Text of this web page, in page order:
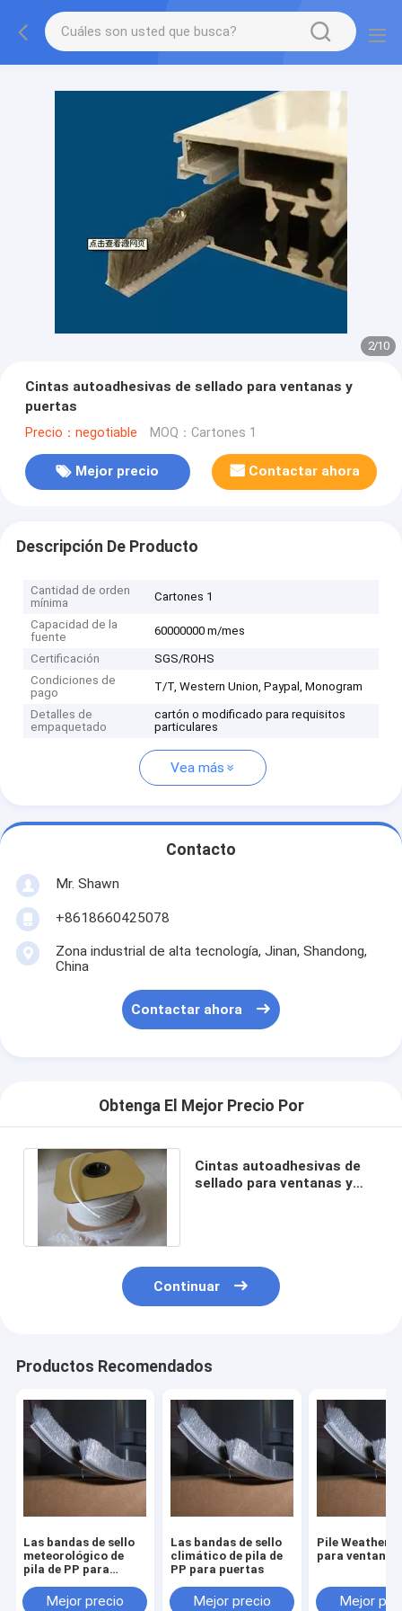
2/10
Cintas autoadhesivas de sellado para ventanas y
puertas
Precio：negotiable MOQ：Cartones 1
Mejor precio Contactar ahora
Descripción De Producto
Cantidad de orden
mínima
Cartones 1
Capacidad de la
fuente
60000000 m/mes
Certificación
SGS/ROHS
Condiciones de
pago
T/T, Western Union, Paypal, Monogram
Detalles de
empaquetado
cartón o modificado para requisitos
particulares
Vea más
Contacto
Mr. Shawn
+8618660425078
Zona industrial de alta tecnología, Jinan, Shandong,
China
Contactar ahora
Obtenga El Mejor Precio Por
Cintas autoadhesivas de
sellado para ventanas y
Continuar
Productos Recomendados
Las bandas de sello
meteorológico de
pila de PP para
Mejor precio
Las bandas de sello
climático de pila de
PP para puertas
Mejor precio
Pile Weather
para ventanas
Mejor